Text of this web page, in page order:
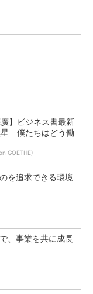
廣】ビジネス書最新
星 僕たちはどう働
GOETHE)
を追求できる環境
、事業を共に成長